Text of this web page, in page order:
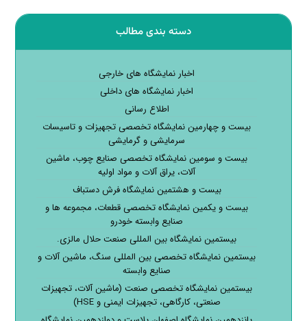
دسته بندی مطالب
اخبار نمایشگاه های خارجی
اخبار نمایشگاه های داخلی
اطلاع رسانی
بیست و چهارمین نمایشگاه تخصصی تجهیزات و تاسیسات
سرمایشی و گرمایشی
بیست و سومین نمایشگاه تخصصی صنایع چوب، ماشین
آلات، یراق آلات و مواد اولیه
بیست و هشتمین نمایشگاه فرش دستباف
بیست و یکمین نمایشگاه تخصصی قطعات، مجموعه ها و
صنایع وابسته خودرو
بیستمین نمایشگاه بین المللی صنعت حلال مالزی.
بیستمین نمایشگاه تخصصی بین المللی سنگ، ماشین آلات و
صنایع وابسته
بیستمین نمایشگاه تخصصی صنعت (ماشین آلات، تجهیزات
صنعتی، کارگاهی، تجهیزات ایمنی و HSE)